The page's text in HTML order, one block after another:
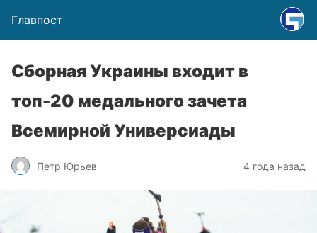
Главпост
Сборная Украины входит в
топ-20 медального зачета
Всемирной Универсиады
Петр Юрьев 4 года назад